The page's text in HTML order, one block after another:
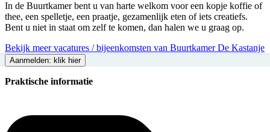
In de Buurtkamer bent u van harte welkom voor een kopje koffie of
thee, een spelletje, een praatje, gezamenlijk eten of iets creatiefs.
Bent u niet in staat om zelf te komen, dan halen we u graag op.
Bekijk meer vacatures / bijeenkomsten van Buurtkamer De Kastanje
Aanmelden: klik hier
Praktische informatie